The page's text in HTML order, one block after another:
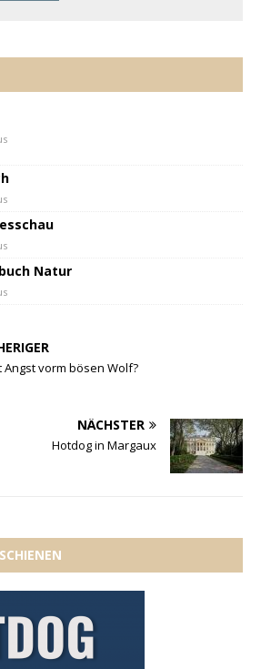
Natur
Angst vorm bösen Wolf?
NÄCHSTER
Hotdog in Margaux